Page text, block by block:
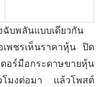
บพลันแบบเดียวกัน
พชรเห็นราคาหุ้น ปิด
อร์มือกระดาษขายหุ้น
โมงต่อมา แล้วโพสต์